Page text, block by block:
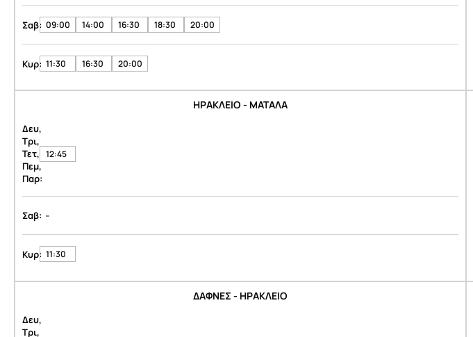
Σαβ: 09:00 14:00 16:30 18:30 20:00
Κυρ: 11:30 16:30 20:00
ΗΡΑΚΛΕΙΟ - ΜΑΤΑΛΑ
Δευ,
Τρι,
Τετ,
Πεμ,
Παρ:
12:45
Σαβ: -
Κυρ: 11:30
ΔΑΦΝΕΣ - ΗΡΑΚΛΕΙΟ
Δευ,
Τρι,